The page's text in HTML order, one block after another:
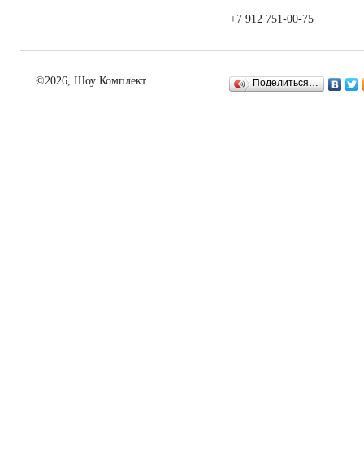
+7 912 751-00-75
©2026, Шоу Комплект Поделиться…